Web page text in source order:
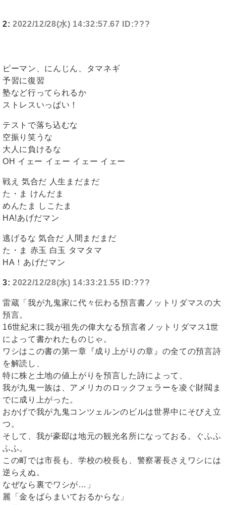
2: 2022/12/28(水) 14:32:57.67 ID:???
ピーマン、にんじん、タマネギ
予習に復習
塾など行ってられるか
ストレスいっぱい！
テストで落ち込むな
空振り笑うな
大人に負けるな
OH イェー イェー イェー イェー
戦え 気合だ 人生まだまだ
た・ま けんだま
めんたま しこたま
HA!あげだマン
逃げるな 気合だ 人間まだまだ
た・ま 赤玉 白玉 タマタマ
HA！あげだマン
3: 2022/12/28(水) 14:33:21.55 ID:???
雷蔵「我が九鬼家に代々伝わる預言書ノットリダマスの大
預言。
16世紀末に我が祖先の偉大なる預言者ノットリダマス1世
によって書かれたものじゃ。
ワシはこの書の第一章『成り上がりの章』の全ての預言詩
を解読し、
特に株と土地の値上がりを預言した詩によって、
我が九鬼一族は、アメリカのロックフェラーを凌ぐ財閥ま
でに成り上がった。
おかげで我が九鬼コンツェルンのビルは世界中にそびえ立
つ。
そして、我が豪邸は地元の観光名所になっておる。ぐふふ
ふふ。
この町では市長も、学校の校長も、警察署長さえワシには
逆らえぬ。
なぜなら裏でワシが…」
麗「金をばらまいておるからな」